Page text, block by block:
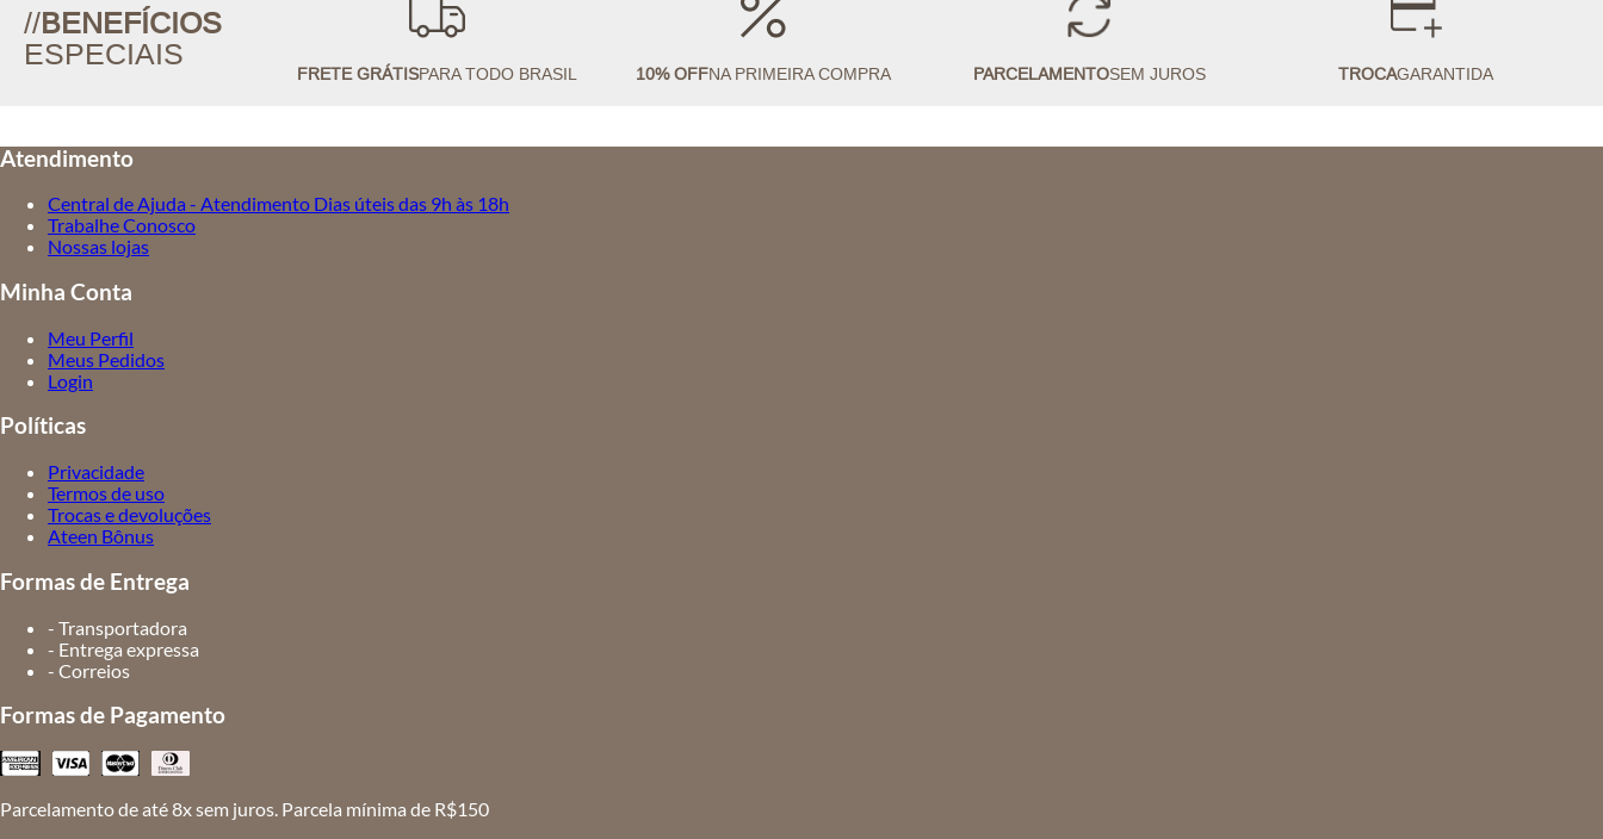
//BENEFÍCIOS
ESPECIAIS
FRETE GRÁTISPARA TODO BRASIL 10% OFFNA PRIMEIRA COMPRA PARCELAMENTOSEM JUROS TROCAGARANTIDA
Atendimento
Central de Ajuda - Atendimento Dias úteis das 9h às 18h
Trabalhe Conosco
Nossas lojas
Minha Conta
Meu Perfil
Meus Pedidos
Login
Políticas
Privacidade
Termos de uso
Trocas e devoluções
Ateen Bônus
Formas de Entrega
- Transportadora
- Entrega expressa
- Correios
Formas de Pagamento
Parcelamento de até 8x sem juros. Parcela mínima de R$150